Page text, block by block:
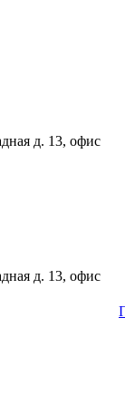
д. 13, офис
д. 13, офис